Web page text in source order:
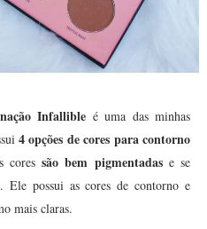
Infallible é uma das minhas
4 opções de cores para contorno
coressão bem pigmentadase se
Ele possui as cores de contorno e
mais claras.